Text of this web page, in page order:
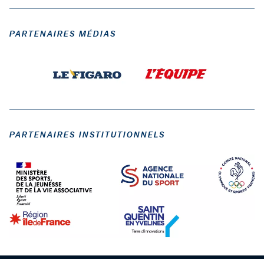
PARTENAIRES MÉDIAS
PARTENAIRES INSTITUTIONNELS